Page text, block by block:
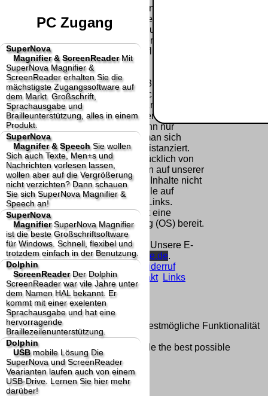
PC Zugang
SuperNova
Magnifier & ScreenReaderMit
SuperNova Magnifier &
ScreenReader erhalten Sie die
mächstigste Zugangssoftware auf
dem Markt. Großschrift,
Sprachausgabe und
Brailleunterstützung, alles in einem
Produkt.
SuperNova
Magnifer & SpeechSie wollen
Sich auch Texte, Men+s und
Nachrichten vorlesen lassen,
wollen aber auf die Vergrößerung
nicht verzichten? Dann schauen
Sie sich SuperNova Magnifier &
Speech an!
SuperNova
MagnifierSuperNova Magnifier
ist die beste Großschriftsoftware
für Windows. Schnell, flexibel und
trotzdem einfach in der Benutzung.
Dolphin
ScreenReaderDer Dolphin
ScreenReader war vile Jahre unter
dem Namen HAL bekannt. Er
kommt mit einer exelenten
Sprachausgabe und hat eine
hervorragende
Braillezeilenunterstützung.
Dolphin
USBmobile LösungDie
SuperNova und ScreenReader
Vearianten laufen auch von einem
USB-Drive. Lernen Sie hier mehr
darüber!
Die in diesem Dokument genannten
Warenzeichen sind Eigentum der jeweiligen
Firmen. Preisänderungen, Irrtümer und
technische Änderungen vorbehalten.
letzte Änderung: 20. Januar 2025 fluSoft
Spezial Computer Technik,
Mit einem Urteil vom 12.05.1998 - 312 O 85/98 -
Haftung für Links hat das Landgericht Hamburg
entschieden, dass man durch die Anbringung
eines Links, die Inhalte der gelinkten Seite ggf.
mit zu verantworten hat. Dieses kann nur
dadurch verhindert werden, dass man sich
ausdrücklich von diesen Inhalten distanziert.
Hiermit distanzieren wir uns ausdrücklich von
allen Inhalten, aller gelinkten Seiten auf unserer
Homepage und machen uns diese Inhalte nicht
zu eigen. Diese Erklärung gilt für alle auf
unserer Homepage angebrachten Links.
Die Europäische Kommission stellt eine
Plattform zur Online-Streitbeilegung (OS) bereit.
Die Plattform finden Sie unter
http://ec.europa.eu/consumers/odr/
Unsere E-
Mailadresse lautet:info@dolphin-de.de.
Seitenanfang
Widerruf
Datenschutz Urheberrechte Kontakt
Links
Katalog (PDF) Sitemap
große Anzeige Schließen
Diese Website nutzt Cookies, um bestmögliche Funktionalität
bieten zu können.
This website uses cookies to provide the best possible
functionality.
Ok, verstanden Mehr Infos